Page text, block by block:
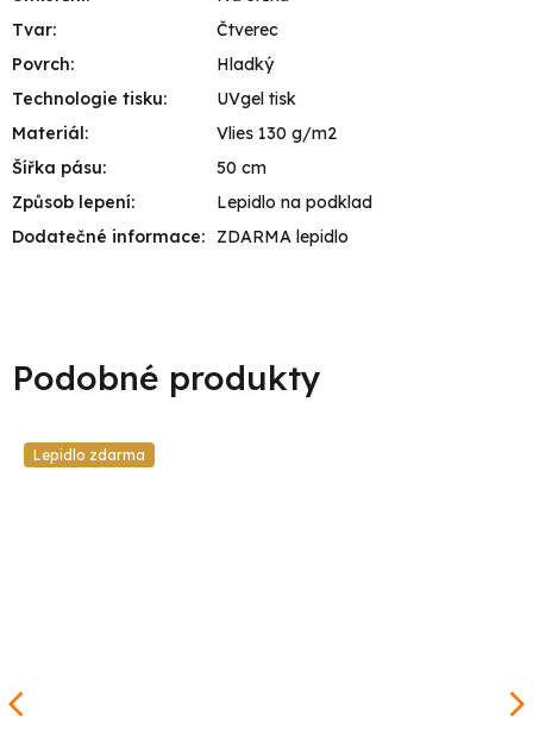
Tvar:
Čtverec
Povrch:
Hladký
Technologie tisku:
UVgel tisk
Materiál:
Vlies 130 g/m2
Šířka pásu:
50 cm
Způsob lepení:
Lepidlo na podklad
Dodatečné informace: ZDARMA lepidlo
Lepidlo zdarma